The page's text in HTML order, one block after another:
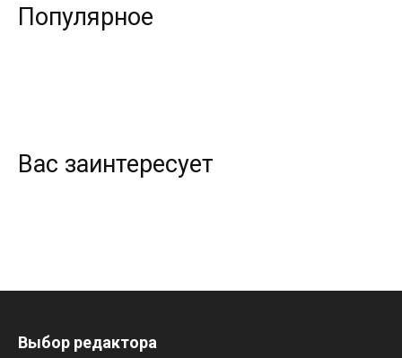
Популярное
Вас заинтересует
Выбор редактора